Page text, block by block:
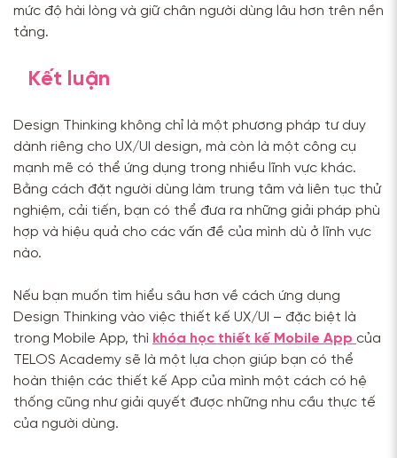
mức độ hài lòng và giữ chân người dùng lâu hơn trên nền
tảng.
Kết luận
Design Thinking không chỉ là một phương pháp tư duy
dành riêng cho UX/UI design, mà còn là một công cụ
mạnh mẽ có thể ứng dụng trong nhiều lĩnh vực khác.
Bằng cách đặt người dùng làm trung tâm và liên tục thử
nghiệm, cải tiến, bạn có thể đưa ra những giải pháp phù
hợp và hiệu quả cho các vấn đề của mình dù ở lĩnh vực
nào.
Nếu bạn muốn tìm hiểu sâu hơn về cách ứng dụng
Design Thinking vào việc thiết kế UX/UI – đặc biệt là
trong Mobile App, thì khóa học thiết kế Mobile App của
TELOS Academy sẽ là một lựa chọn giúp bạn có thể
hoàn thiện các thiết kế App của mình một cách có hệ
thống cũng như giải quyết được những nhu cầu thực tế
của người dùng.